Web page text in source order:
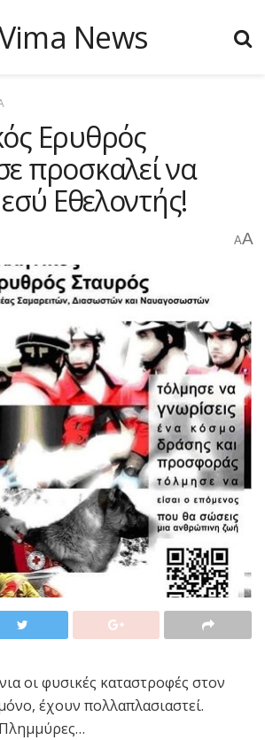
Ερυθρός
προσκαλεί να
εσύ Εθελοντής!
AA
οι φυσικές καταστροφές στον
έχουν πολλαπλασιαστεί.